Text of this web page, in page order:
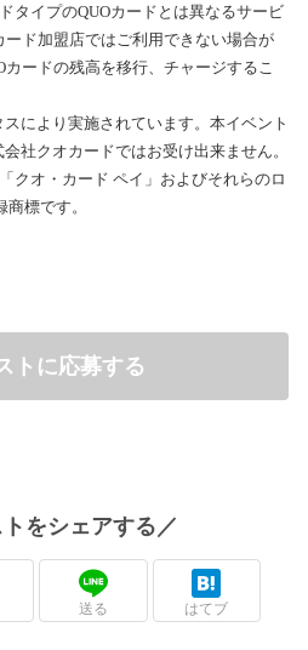
タイプのQUOカードとは異なるサービ
ード加盟店ではご利用できない場合が
ードの残高を移行、チャージするこ
により実施されています。本イベント
社クオカードではお受け出来ません。
クオ・カード ペイ」およびそれらのロ
標です。
トに応募する
をシェアする／
送る はてブ